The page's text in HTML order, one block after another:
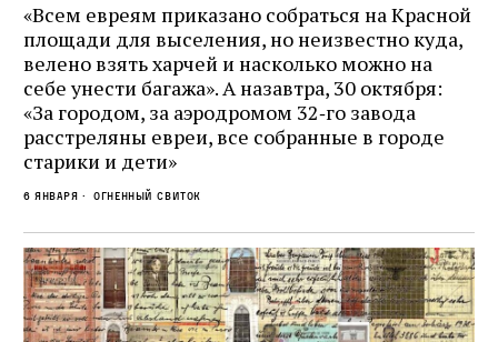
«Всем евреям приказано собраться на Красной
площади для выселения, но неизвестно куда,
велено взять харчей и насколько можно на
себе унести багажа». А назавтра, 30 октября:
«За городом, за аэродромом 32‑го завода
расстреляны евреи, все собранные в городе
старики и дети»
6 января Огненный свиток